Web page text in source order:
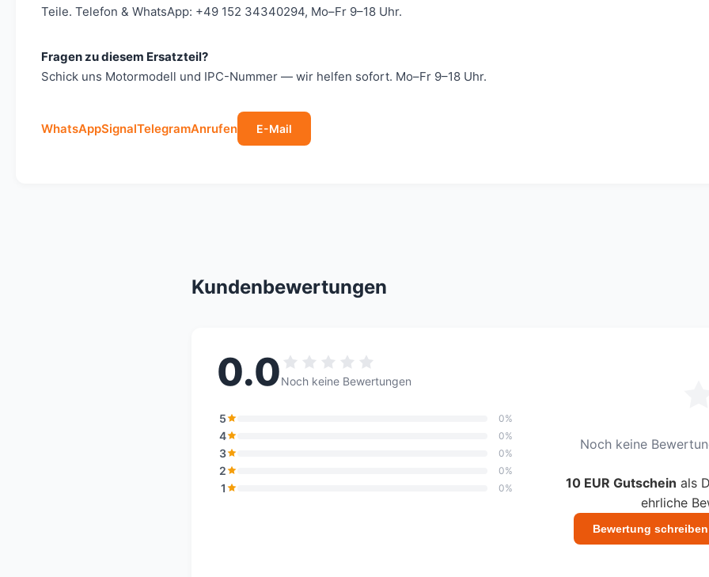
Teile. Telefon & WhatsApp: +49 152 34340294, Mo–Fr 9–18 Uhr.
Fragen zu diesem Ersatzteil?
Schick uns Motormodell und IPC-Nummer — wir helfen sofort. Mo–Fr 9–18 Uhr.
WhatsAppSignalTelegramAnrufen E-Mail
Kundenbewertungen
0.0Noch keine Bewertungen
5 0%
4 0%
3 0%
2 0%
1 0%
Noch keine
10 EUR Gutschein als
ehrliche
Bewertung